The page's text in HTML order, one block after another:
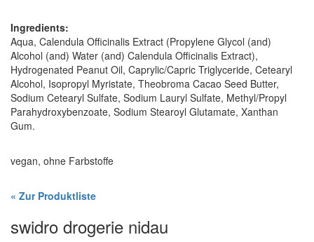
Ingredients:
Aqua, Calendula Officinalis Extract (Propylene Glycol (and)
Alcohol (and) Water (and) Calendula Officinalis Extract),
Hydrogenated Peanut Oil, Caprylic/Capric Triglyceride, Cetearyl
Alcohol, Isopropyl Myristate, Theobroma Cacao Seed Butter,
Sodium Cetearyl Sulfate, Sodium Lauryl Sulfate, Methyl/Propyl
Parahydroxybenzoate, Sodium Stearoyl Glutamate, Xanthan
Gum.
vegan, ohne Farbstoffe
« Zur Produktliste
swidro drogerie nidau